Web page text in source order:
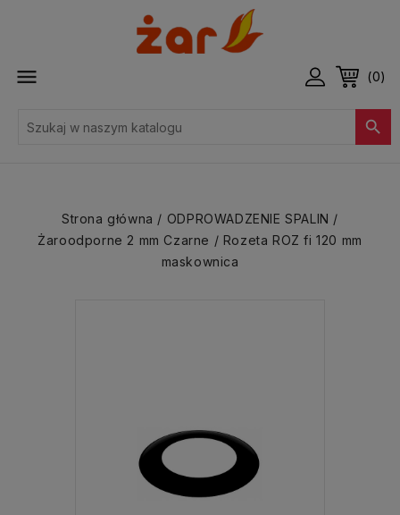
 (0)

Strona główna
ODPROWADZENIE SPALIN
Żaroodporne 2 mm Czarne
Rozeta ROZ fi 120 mm
maskownica